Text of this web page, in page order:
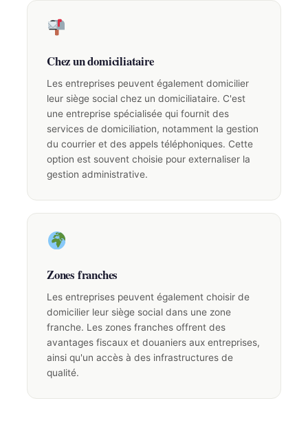
Chez un domiciliataire
Les entreprises peuvent également domicilier
leur siège social chez un domiciliataire. C'est
une entreprise spécialisée qui fournit des
services de domiciliation, notamment la gestion
du courrier et des appels téléphoniques. Cette
option est souvent choisie pour externaliser la
gestion administrative.
Zones franches
Les entreprises peuvent également choisir de
domicilier leur siège social dans une zone
franche. Les zones franches offrent des
avantages fiscaux et douaniers aux entreprises,
ainsi qu'un accès à des infrastructures de
qualité.